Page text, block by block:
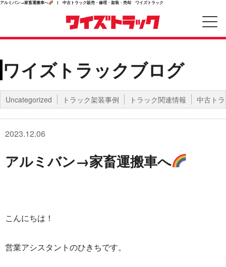
アルミバン→家畜運搬車へ | 中古トラック販売・修理・架装・売却 ワイズトラック
ワイズトラックブログ
Uncategorized トラック架装事例 トラック関連情報 中古ト
2023.12.06
アルミバン→家畜運搬車へ
こんにちは！
営業アシスタントのひきちです。